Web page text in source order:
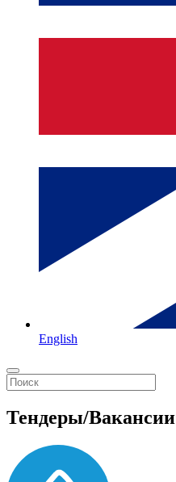
English
Тендеры/Вакансии